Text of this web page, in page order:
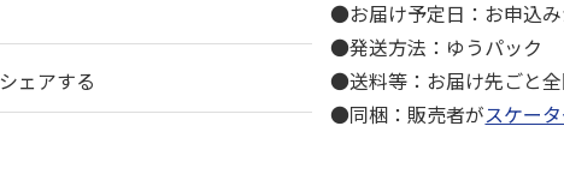
シェアする
●お届け予定日：お申込み
●発送方法：ゆうパック
●送料等：お届け先ごと
●同梱：販売者がスケー